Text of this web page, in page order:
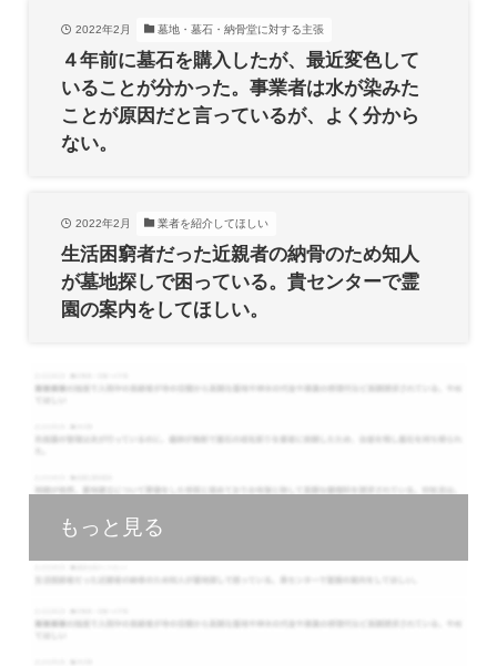
2022年2月 墓地・墓石・納骨堂に対する主張
４年前に墓石を購入したが、最近変色して
いることが分かった。事業者は水が染みた
ことが原因だと言っているが、よく分から
ない。
2022年2月 業者を紹介してほしい
生活困窮者だった近親者の納骨のため知人
が墓地探しで困っている。貴センターで霊
園の案内をしてほしい。
もっと見る